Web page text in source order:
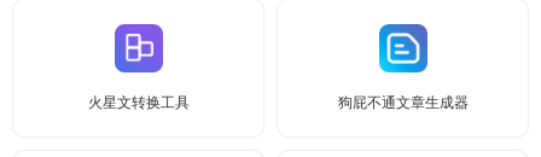
火星文转换工具 狗屁不通文章生成器